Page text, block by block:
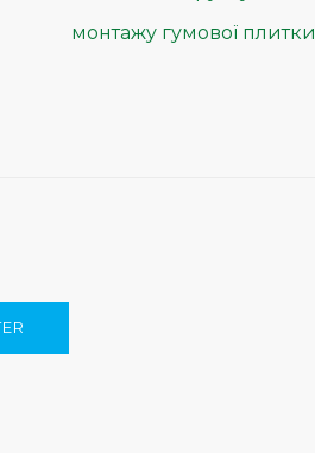
монтажу гумової плитки